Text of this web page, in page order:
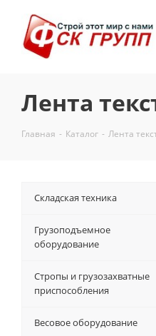
Лента
Главная - Каталог - Лента
Складская техника
Грузоподъемное
оборудование
Стропы и грузозахватные
приспособления
Весовое оборудование